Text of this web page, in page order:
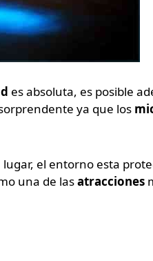
es absoluta, es posible
ya que los
lugar, el entorno esta
una de lasatracciones